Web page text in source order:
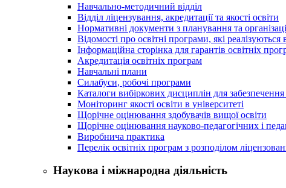
Навчально-методичний відділ
Відділ ліцензування, акредитації та якості освіти
Нормативні документи з планування та
Відомості про освітні програми, які реалізуються
Інформаційна сторінка для гарантів освітніх
Акредитація освітніх програм
Навчальні плани
Силабуси, робочі програми
Каталоги вибіркових дисциплін для
Моніторинг якості освіти в університеті
Щорічне оцінювання здобувачів вищої освіти
Щорічне оцінювання науково-педагогічних і
Виробнича практика
Перелік освітніх програм з розподілoм
Наукова і міжнародна діяльність